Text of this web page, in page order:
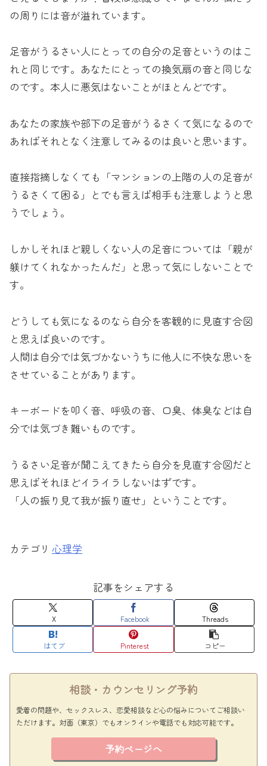
の周りには音が溢れています。
足音がうるさい人にとっての自分の足音というのはこ
れと同じです。あなたにとっての換気扇の音と同じな
のです。本人に悪気はないことがほとんどです。
あなたの家族や部下の足音がうるさくて気になるので
あればそれとなく注意してみるのは良いと思います。
直接指摘しなくても「マンションの上階の人の足音が
うるさくて困る」とでも言えば相手も注意しようと思
うでしょう。
しかしそれほど親しくない人の足音については「親が
躾けてくれなかったんだ」と思って気にしないことで
す。
どうしても気になるのなら自分を客観的に見直す合図
と思えば良いのです。
人間は自分では気づかないうちに他人に不快な思いを
させていることがあります。
キーボードを叩く音、呼吸の音、口臭、体臭などは自
分では気づき難いものです。
うるさい足音が聞こえてきたら自分を見直す合図だと
思えばそれほどイライラしないはずです。
「人の振り見て我が振り直せ」ということです。
心理学
記事をシェアする
X Facebook Threads
はてブ Pinterest コピー
相談・カウンセリング予約
愛着の問題や、セックスレス、恋愛相談など心の悩みについてご相談い
ただけます。対面（東京）でもオンラインや電話でも対応可能です。
予約ページへ